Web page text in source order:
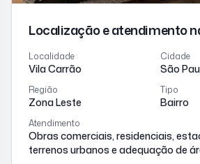
Localização e atendimento
Localidade
Vila Carrão
Cidade
São
Região
Zona Leste
Tipo
Bairro
Atendimento
Obras comerciais, residenciais,
terrenos urbanos e adequação de